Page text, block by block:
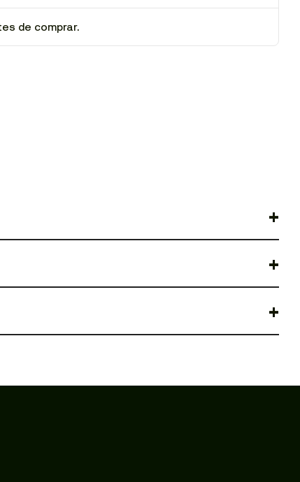
de comprar.